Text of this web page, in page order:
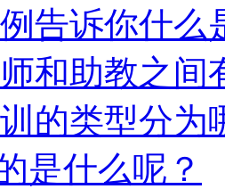
告诉你什么
和助教之间
的类型分为
是什么呢？